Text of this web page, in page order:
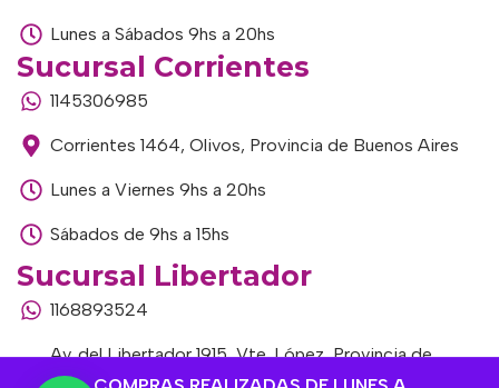
Lunes a Sábados 9hs a 20hs
Sucursal Corrientes
1145306985
Corrientes 1464, Olivos, Provincia de Buenos Aires
Lunes a Viernes 9hs a 20hs
Sábados de 9hs a 15hs
Sucursal Libertador
1168893524
Av. del Libertador 1915, Vte. López, Provincia de
Buenos Aires